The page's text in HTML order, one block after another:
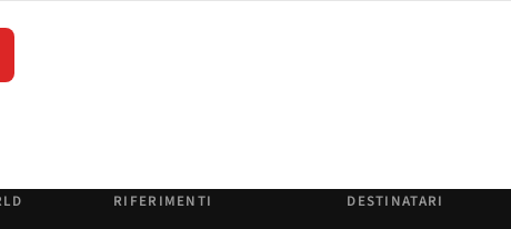
RIFERIMENTI DESTINATARI